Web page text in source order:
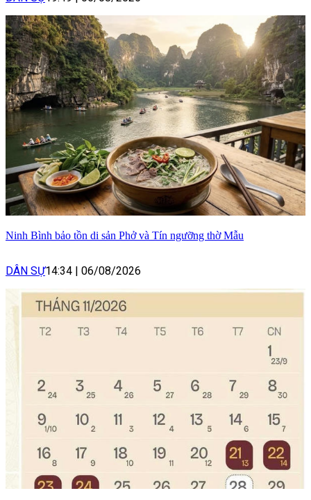
Ninh Bình bảo tồn di sản Phở và Tín ngưỡng thờ Mẫu
DÂN SỰ14:34 06/08/2026